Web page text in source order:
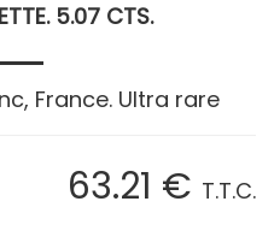
5.07 CTS.
France. Ultra rare
63.21 € T.T.C.